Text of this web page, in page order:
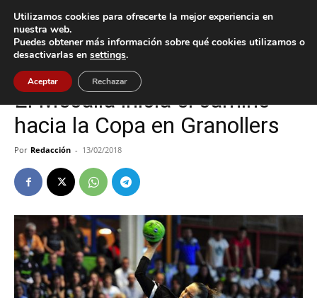
Inicio A Guarda
A Guarda Deportes
El Mecalia inicia el camino
hacia la Copa en Granollers
Por Redacción - 13/02/2018
Utilizamos cookies para ofrecerte la mejor experiencia en
nuestra web.
Puedes obtener más información sobre qué cookies utilizamos o
desactivarlas en settings.
Aceptar Rechazar